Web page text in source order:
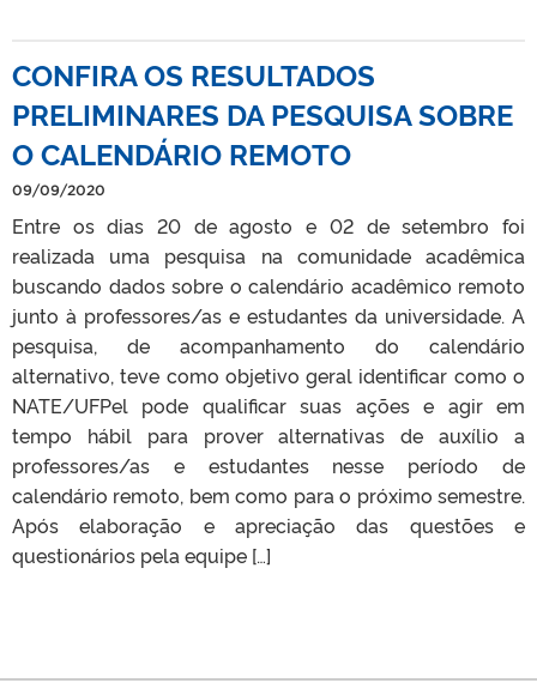
CONFIRA OS RESULTADOS
PRELIMINARES DA PESQUISA SOBRE
O CALENDÁRIO REMOTO
09/09/2020
Entre os dias 20 de agosto e 02 de setembro foi
realizada uma pesquisa na comunidade acadêmica
buscando dados sobre o calendário acadêmico remoto
junto à professores/as e estudantes da universidade. A
pesquisa, de acompanhamento do calendário
alternativo, teve como objetivo geral identificar como o
NATE/UFPel pode qualificar suas ações e agir em
tempo hábil para prover alternativas de auxílio a
professores/as e estudantes nesse período de
calendário remoto, bem como para o próximo semestre.
Após elaboração e apreciação das questões e
questionários pela equipe […]